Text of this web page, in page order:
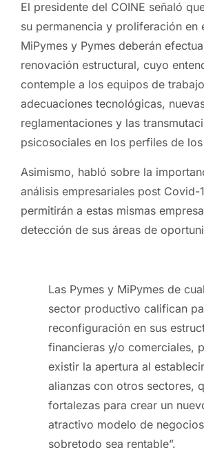
El presidente del COINE señaló
su permanencia y proliferación en
MiPymes y Pymes deberán
renovación estructural, cuyo
contemple a los equipos de
adecuaciones tecnológicas,
reglamentaciones y las
psicosociales en los perfiles de
Asimismo, habló sobre la
análisis empresariales post Covid-
permitirán a estas mismas
detección de sus áreas de
Las Pymes y MiPymes de
sector productivo califican
reconfiguración en sus
financieras y/o comerciales,
existir la apertura al
alianzas con otros sectores,
fortalezas para crear un
atractivo modelo de
sobretodo sea rentable”.